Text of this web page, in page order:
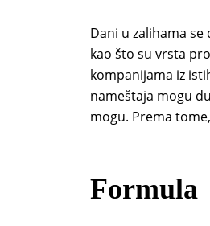
Dani u zalihama
kao što su vrsta
kompanijama iz
nameštaja mogu
mogu. Prema
Formula